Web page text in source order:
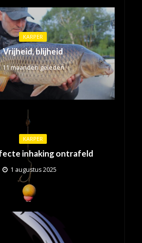
KARPER
Vrijheid, blijheid
11 maanden geleden
KARPER
inhaking ontrafeld
1 augustus 2025